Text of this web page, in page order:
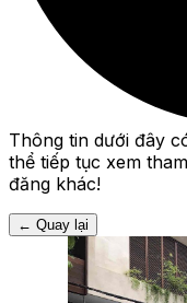
Thông tin dưới đây
thể tiếp tục xem
đăng khác!
← Quay lại